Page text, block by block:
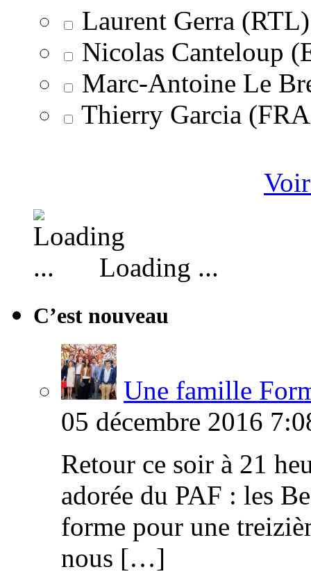
Laurent Gerra (RTL)
Nicolas Canteloup
Marc-Antoine Le
Thierry Garcia
Loading ...
C’est nouveau
Une famille
05 décembre 2016
Retour ce soir à 21
adorée du PAF : les
forme pour une
nous […]